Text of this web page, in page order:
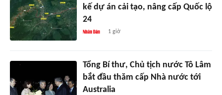
kế dự án cải tạo, nâng cấp Quốc lộ
24
1 giờ
Tổng Bí thư, Chủ tịch nước Tô Lâm
bắt đầu thăm cấp Nhà nước tới
Australia